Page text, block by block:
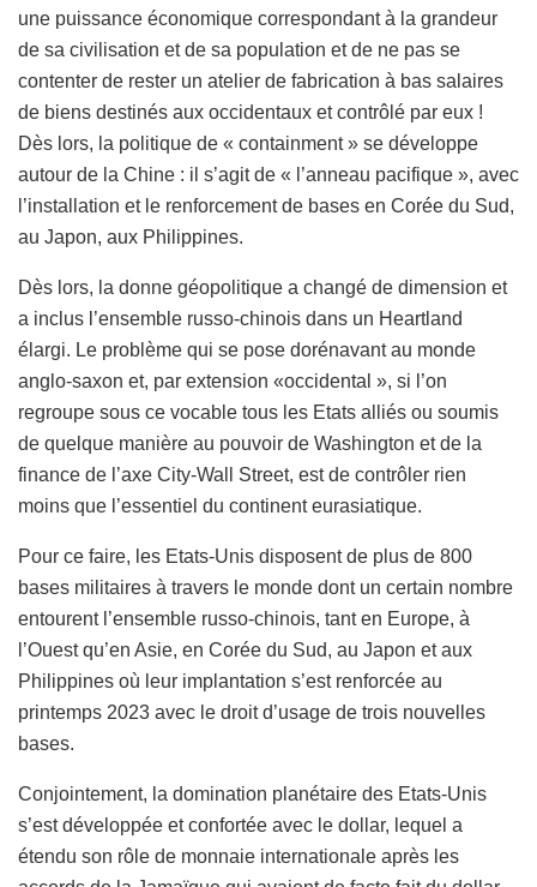
une puissance économique correspondant à la grandeur
de sa civilisation et de sa population et de ne pas se
contenter de rester un atelier de fabrication à bas salaires
de biens destinés aux occidentaux et contrôlé par eux !
Dès lors, la politique de « containment » se développe
autour de la Chine : il s’agit de « l’anneau pacifique », avec
l’installation et le renforcement de bases en Corée du Sud,
au Japon, aux Philippines.
Dès lors, la donne géopolitique a changé de dimension et
a inclus l’ensemble russo-chinois dans un Heartland
élargi. Le problème qui se pose dorénavant au monde
anglo-saxon et, par extension «occidental », si l’on
regroupe sous ce vocable tous les Etats alliés ou soumis
de quelque manière au pouvoir de Washington et de la
finance de l’axe City-Wall Street, est de contrôler rien
moins que l’essentiel du continent eurasiatique.
Pour ce faire, les Etats-Unis disposent de plus de 800
bases militaires à travers le monde dont un certain nombre
entourent l’ensemble russo-chinois, tant en Europe, à
l’Ouest qu’en Asie, en Corée du Sud, au Japon et aux
Philippines où leur implantation s’est renforcée au
printemps 2023 avec le droit d’usage de trois nouvelles
bases.
Conjointement, la domination planétaire des Etats-Unis
s’est développée et confortée avec le dollar, lequel a
étendu son rôle de monnaie internationale après les